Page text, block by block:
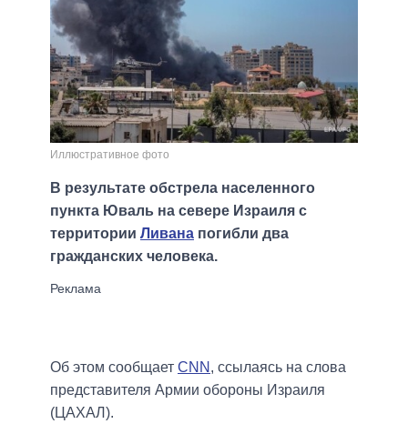
Иллюстративное фото
В результате обстрела населенного
пункта Юваль на севере Израиля с
территории Ливана погибли два
гражданских человека.
Об этом сообщает CNN , ссылаясь на слова
представителя Армии обороны Израиля
(ЦАХАЛ).